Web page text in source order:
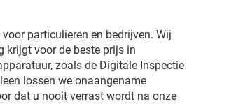
particulieren en bedrijven. Wij
krijgt voor de beste prijs in
zoals de Digitale Inspectie
lossen we onaangename
dat u nooit verrast wordt na onze